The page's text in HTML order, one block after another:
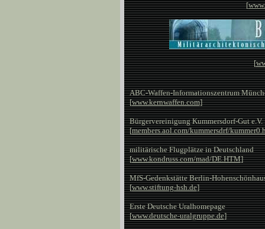
[
[
ABC-Waffen-Informationszentrum
[www.kernwaffen.com]
Bürgervereinigung Kummersdorf-Gut e.V.
[members.aol.com/kummersdrf/
militärische Flugplätze in Deutschland
[www.kondruss.com/mad/DE.HTM]
MfS-Gedenkstätte Berlin-
[www.stiftung-hsh.de]
Erste Deutsche Uralhomepage
[www.deutsche-uralgruppe.de]